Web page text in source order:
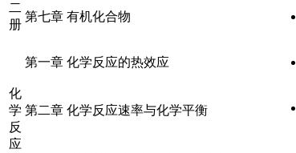
二
册
第七章 有机化合物
化
学
反
应
第一章 化学反应的热效应
第二章 化学反应速率与化学平衡